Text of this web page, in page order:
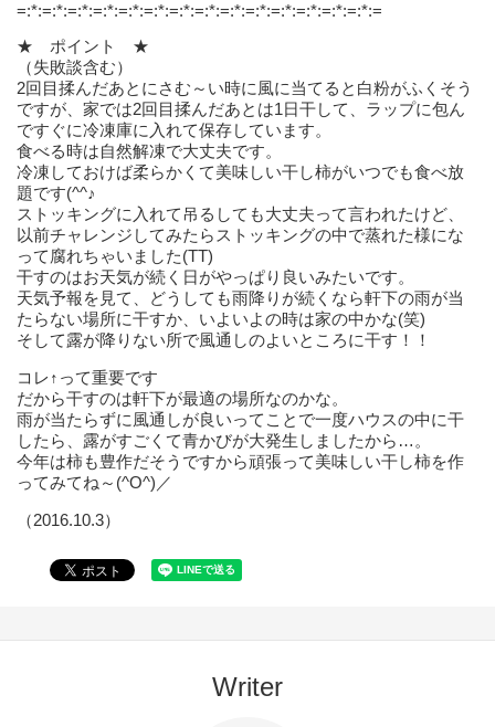
=:*:=:*:=:*:=:*:=:*:=:*:=:*:=:*:=:*:=:*:=:*:=:*:=:*:=:*:=
★ ポイント ★
（失敗談含む）
2回目揉んだあとにさむ～い時に風に当てると白粉がふくそう
ですが、家では2回目揉んだあとは1日干して、ラップに包ん
ですぐに冷凍庫に入れて保存しています。
食べる時は自然解凍で大丈夫です。
冷凍しておけば柔らかくて美味しい干し柿がいつでも食べ放
題です(^^♪
ストッキングに入れて吊るしても大丈夫って言われたけど、
以前チャレンジしてみたらストッキングの中で蒸れた様にな
って腐れちゃいました(TT)
干すのはお天気が続く日がやっぱり良いみたいです。
天気予報を見て、どうしても雨降りが続くなら軒下の雨が当
たらない場所に干すか、いよいよの時は家の中かな(笑)
そして露が降りない所で風通しのよいところに干す！！
コレ↑って重要です
だから干すのは軒下が最適の場所なのかな。
雨が当たらずに風通しが良いってことで一度ハウスの中に干
したら、露がすごくて青かびが大発生しましたから…。
今年は柿も豊作だそうですから頑張って美味しい干し柿を作
ってみてね～(^O^)／
（2016.10.3）
Writer